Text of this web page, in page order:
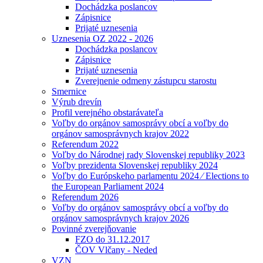
Dochádzka poslancov
Zápisnice
Prijaté uznesenia
Uznesenia OZ 2022 - 2026
Dochádzka poslancov
Zápisnice
Prijaté uznesenia
Zverejnenie odmeny zástupcu starostu
Smernice
Výrub drevín
Profil verejného obstarávateľa
Voľby do orgánov samosprávy obcí a voľby do
orgánov samosprávnych krajov 2022
Referendum 2022
Voľby do Národnej rady Slovenskej republiky 2023
Voľby prezidenta Slovenskej republiky 2024
Voľby do Európskeho parlamentu 2024 ⁄ Elections to
the European Parliament 2024
Referendum 2026
Voľby do orgánov samosprávy obcí a voľby do
orgánov samosprávnych krajov 2026
Povinné zverejňovanie
FZO do 31.12.2017
ČOV Vlčany - Neded
VZN